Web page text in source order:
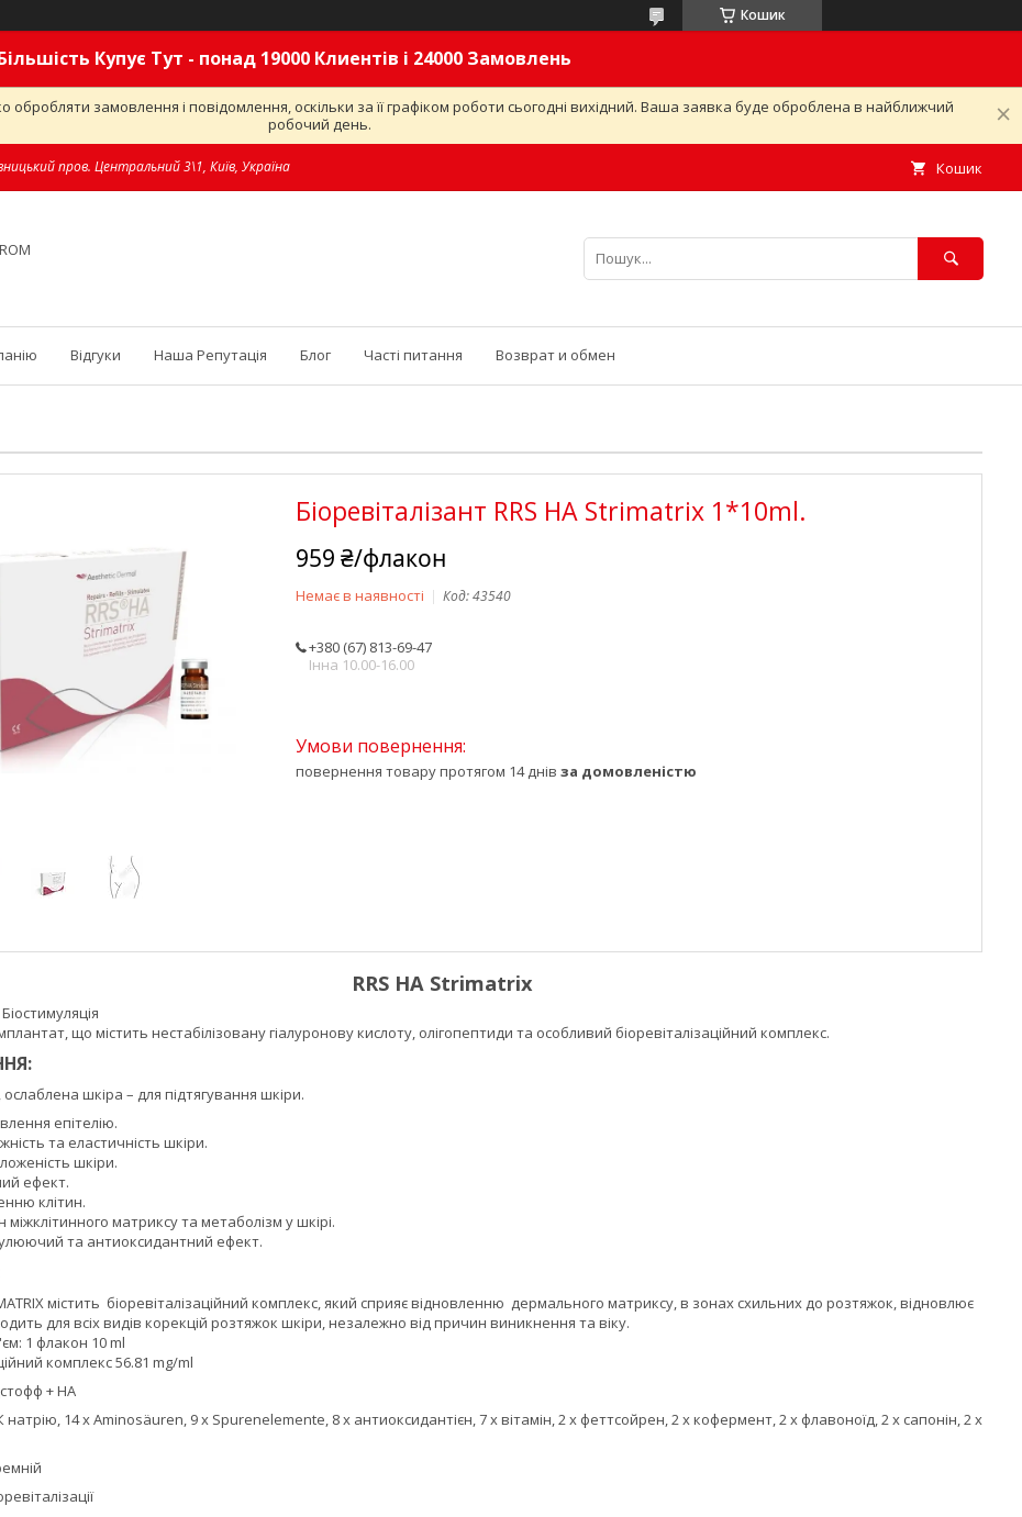
Кошик
Купує Тут - понад 19000 Клиентів і 24000 Замовлень
замовлення і повідомлення, оскільки за її графіком роботи сьогодні вихідний. Ваша заявка буде оброблена в найближчий
робочий день.
пров. Центральний 3\1, Київ, Україна Кошик
Відгуки Наша Репутація Блог Часті питання Возврат и обмен
Біоревіталізант RRS HA Strimatrix 1*10ml.
959 ₴/флакон
Немає в наявності Код:43540
+380 (67) 813-69-47
Інна 10.00-16.00
повернення товару протягом 14 днів за домовленістю
RRS HA Strimatrix
що містить нестабілізовану гіалуронову кислоту, олігопептиди та особливий біоревіталізаційний комплекс.
ослаблена шкіра – для підтягування шкіри.
епітелію.
та еластичність шкіри.
шкіри.
ефект.
клітин.
матриксу та метаболізм у шкірі.
та антиоксидантний ефект.
містить біоревіталізаційний комплекс, який сприяє відновленню дермального матриксу, в зонах схильних до розтяжок, відновлює
для всіх видів корекцій розтяжок шкіри, незалежно від причин виникнення та віку.
1 флакон 10 ml
комплекс 56.81 mg/ml
+ HA
натрію, 14 x Aminosäuren, 9 x Spurenelemente, 8 x антиоксидантієн, 7 x вітамін, 2 x феттсойрен, 2 x кофермент, 2 x флавоноїд, 2 x сапонін, 2 x